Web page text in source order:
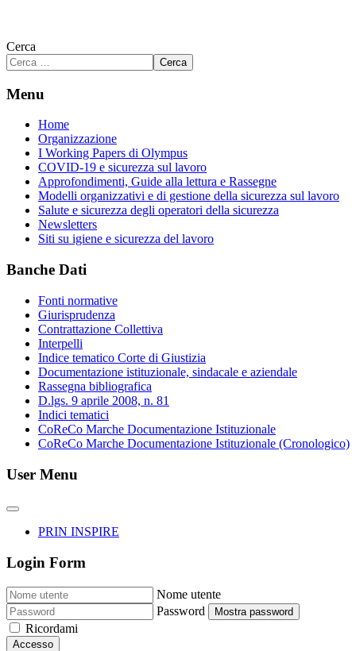
Cerca
Cerca
Menu
Home
Organizzazione
I Working Papers di Olympus
COVID-19 e sicurezza sul lavoro
Approfondimenti, Guide alla lettura e Rassegne
Modelli organizzativi e di gestione della sicurezza sul lavoro
Salute e sicurezza degli operatori della sicurezza
Newsletters
Siti su igiene e sicurezza del lavoro
Banche Dati
Fonti normative
Giurisprudenza
Contrattazione Collettiva
Interpelli
Indice tematico Corte di Giustizia
Documentazione istituzionale, sindacale e aziendale
Rassegna bibliografica
D.lgs. 9 aprile 2008, n. 81
Indici tematici
CoReCo Marche Documentazione Istituzionale
CoReCo Marche Documentazione Istituzionale (Cronologico)
User Menu
PRIN INSPIRE
Login Form
Nome utente
Password
Mostra password
Ricordami
Accesso